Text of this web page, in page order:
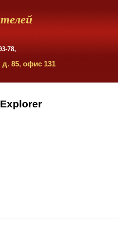
78,
85, офис 131